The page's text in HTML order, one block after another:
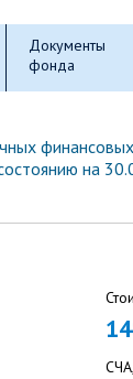
Документы
фонда
финансовых
на